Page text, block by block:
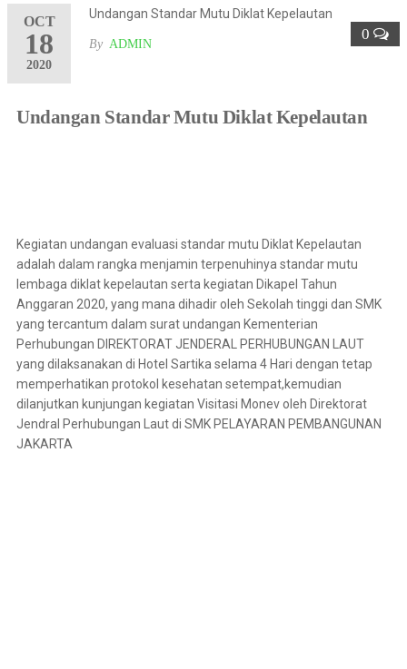
OCT
18
2020
0
Undangan Standar Mutu Diklat Kepelautan
By ADMIN
Undangan Standar Mutu Diklat Kepelautan
Kegiatan undangan evaluasi standar mutu Diklat Kepelautan
adalah dalam rangka menjamin terpenuhinya standar mutu
lembaga diklat kepelautan serta kegiatan Dikapel Tahun
Anggaran 2020, yang mana dihadir oleh Sekolah tinggi dan SMK
yang tercantum dalam surat undangan Kementerian
Perhubungan DIREKTORAT JENDERAL PERHUBUNGAN LAUT
yang dilaksanakan di Hotel Sartika selama 4 Hari dengan tetap
memperhatikan protokol kesehatan setempat,kemudian
dilanjutkan kunjungan kegiatan Visitasi Monev oleh Direktorat
Jendral Perhubungan Laut di SMK PELAYARAN PEMBANGUNAN
JAKARTA